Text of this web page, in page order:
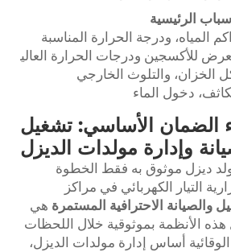
الرئيسية
المياه، ودرجة الحرارة المناسبة
للأكسجين ودرجات الحرارة العالية
الخزان، والتلوث الخارجي
دخول الماء
الضمان الأساسي: تشغيل
وإدارة مولدات الديزل
ديزل موثوق به فقط الخطوة
التيار الكهربائي في مراكز
والصيانة الاحترافية المستمرة هي
الأنظمة بموثوقية خلال اللحظات
الوقائية أساس إدارة مولدات الديزل،